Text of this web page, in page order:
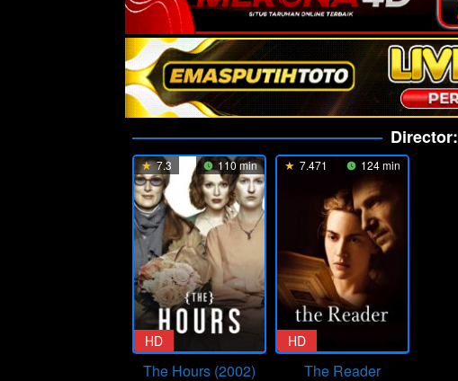
Director:
7.3 110 min
HD
The Hours (2002)
7.471 124 min
HD
The Reader